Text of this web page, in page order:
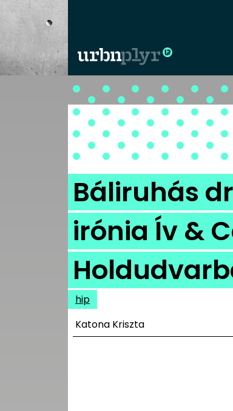
DIVAT
HIP
KULT
UTCA
MÉDIAAJÁNLAT
Báliruhás
irónia Ív &
hip
Katona Kriszta